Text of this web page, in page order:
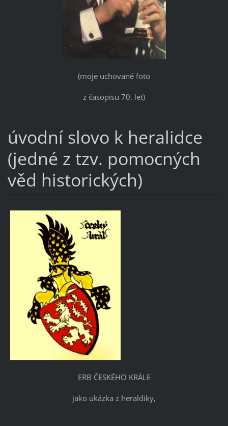
(moje uchované foto
z časopisu 70. let)
úvodní slovo k heralidce
(jedné z tzv. pomocných
věd historických)
ERB ČESKÉHO KRÁLE
jako ukázka z heraldiky,